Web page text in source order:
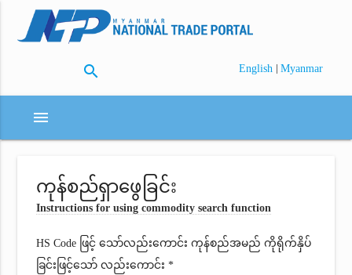
search English | Myanmar
menu
ကုန်စည်ရှာဖွေခြင်း
Instructions for using commodity search function
HS Code ဖြင့် သော်လည်းကောင်း ကုန်စည်အမည် ကိုရိုက်နှိပ်
ခြင်းဖြင့်သော် လည်းကောင်း *